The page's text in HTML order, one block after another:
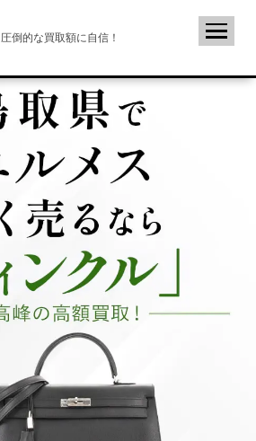
圧倒的な買取額に自信！